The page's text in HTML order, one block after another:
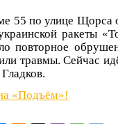
55 по улице
ракеты
повторное
травмы. Сейчас
«Подъём»!